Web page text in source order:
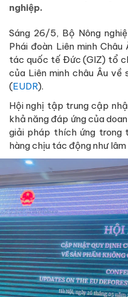
nghiệp.
Sáng 26/5, Bộ Nông
Phái đoàn Liên minh
tác quốc tế Đức (GIZ) tổ
của Liên minh châu Âu
(EUDR).
Hội nghị tập trung cập
khả năng đáp ứng của
giải pháp thích ứng trong
hàng chịu tác động như